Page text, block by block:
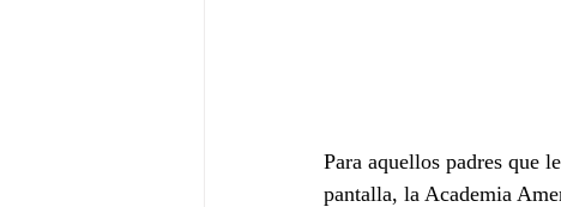
Para aquellos padres que
pantalla, la Academia